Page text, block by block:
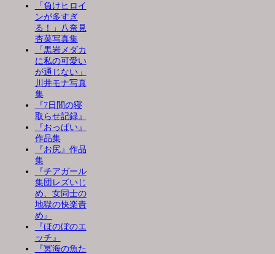
「負けヒロイ
ンが多すぎ
る！」八奈見
杏菜写真集
「黒岩メダカ
に私の可愛い
が通じない」
川井モナ写真
集
『7日間の寝
取らせ記録』
『おっぱい』
作品集
『お尻』作品
集
『チアガール
集団レズいじ
め、女同士の
地獄の快楽責
め』
『ほのぼのエ
ッチ』
『冥海の魚た